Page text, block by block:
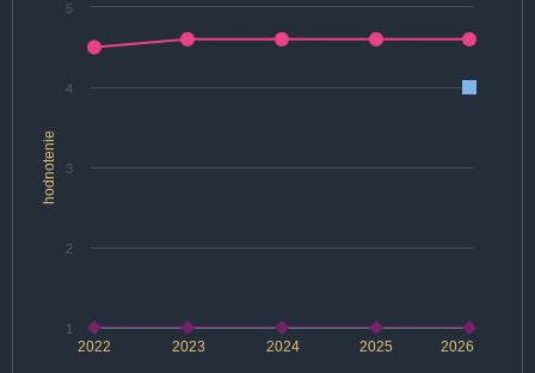
hodnotenie
2022 2024 2026
2023 2025
1
2
3
4
5